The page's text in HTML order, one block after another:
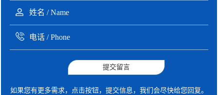
提交留言
如果您有更多需求，点击按钮，提交信息，我们会尽快给您回复。